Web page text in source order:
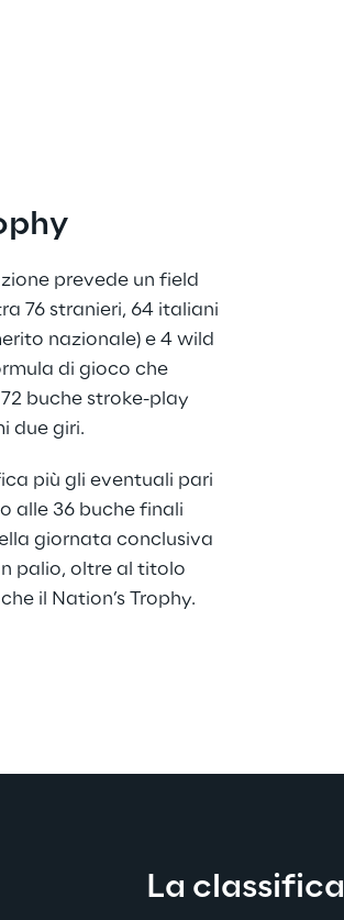
prevede un field
76 stranieri, 64 italiani
nazionale) e 4 wild
di gioco che
buche stroke-play
due giri.
più gli eventuali pari
alle 36 buche finali
giornata conclusiva
palio, oltre al titolo
il Nation’s Trophy.
La classifica